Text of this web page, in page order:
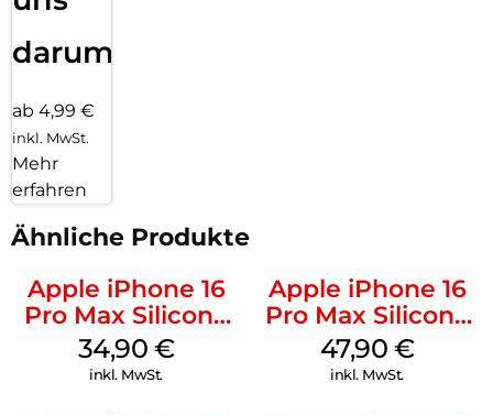
darum!
ab 4,99 €
inkl. MwSt.
Mehr
erfahren
Ähnliche Produkte
Apple iPhone 16
Pro Max Silicone
Case MagSafe
Denim
34,90 €
inkl. MwSt.
Apple iPhone 16
Pro Max Silicone
Case MagSafe
Black
47,90 €
inkl. MwSt.